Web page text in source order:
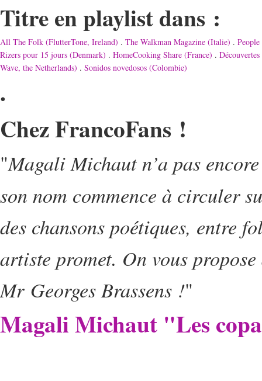
Titre en playlist dans :
All The Folk (FlutterTone, Ireland) . The Walkman Magazine (Italie) .
Rizers pour 15 jours (Denmark) . HomeCooking Share (France) .
Wave, the Netherlands) . Sonidos novedosos (Colombie)
.
Chez FrancoFans !
"Magali Michaut n’a pas
son nom commence à circuler
des chansons poétiques, entre
artiste promet. On vous
Mr Georges Brassens !"
Magali Michaut "Les